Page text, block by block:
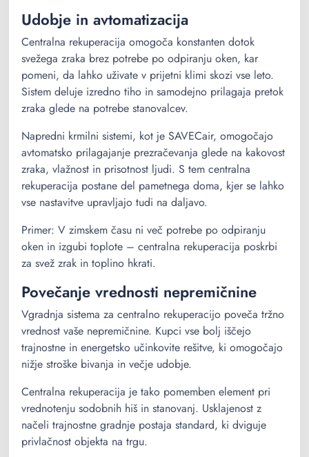
Udobje in avtomatizacija
Centralna rekuperacija omogoča konstanten dotok
svežega zraka brez potrebe po odpiranju oken, kar
pomeni, da lahko uživate v prijetni klimi skozi vse leto.
Sistem deluje izredno tiho in samodejno prilagaja pretok
zraka glede na potrebe stanovalcev.
Napredni krmilni sistemi, kot je SAVECair, omogočajo
avtomatsko prilagajanje prezračevanja glede na kakovost
zraka, vlažnost in prisotnost ljudi. S tem centralna
rekuperacija postane del pametnega doma, kjer se lahko
vse nastavitve upravljajo tudi na daljavo.
Primer: V zimskem času ni več potrebe po odpiranju
oken in izgubi toplote – centralna rekuperacija poskrbi
za svež zrak in toplino hkrati.
Povečanje vrednosti nepremičnine
Vgradnja sistema za centralno rekuperacijo poveča tržno
vrednost vaše nepremičnine. Kupci vse bolj iščejo
trajnostne in energetsko učinkovite rešitve, ki omogočajo
nižje stroške bivanja in večje udobje.
Centralna rekuperacija je tako pomemben element pri
vrednotenju sodobnih hiš in stanovanj. Usklajenost z
načeli trajnostne gradnje postaja standard, ki dviguje
privlačnost objekta na trgu.